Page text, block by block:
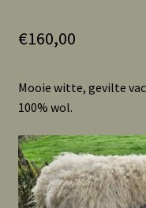
€160,00
Mooie witte, gevilte
100% wol.